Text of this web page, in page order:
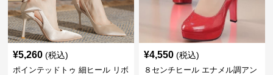
¥5,260 (税込)
ポインテッドトゥ 細ヒール リボ
¥4,550 (税込)
８センチヒール エナメル調アン